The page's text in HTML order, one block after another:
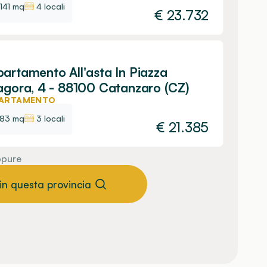
141 mq 4 locali
€ 23.732
All'asta In Piazza
4 - 88100 Catanzaro (CZ)
83 mq
3 locali
€ 21.385
questa provincia